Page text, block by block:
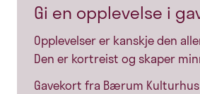
Gi en opplevelse i
Opplevelser er kanskje den
Den er kortreist og skaper
Gavekort fra Bærum